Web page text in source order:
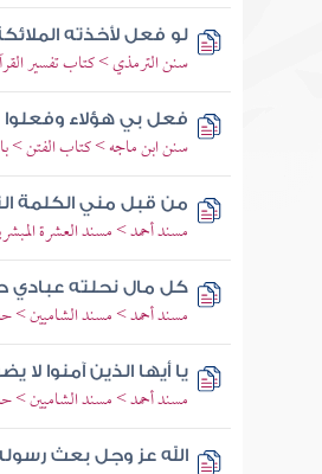
لو فعل لأخذته
سنن الترمذي > كتاب تفسير
فعل بي هؤلاء وفعلوا
سنن ابن ماجه > كتاب الفتن >
من قبل مني الكلمة
مسند أحمد > مسند العشرة
كل مال نحلته عبادي
مسند أحمد > مسند الشاميين >
يا أيها الذين آمنوا
مسند أحمد > مسند الشاميين >
الله عز وجل بعث